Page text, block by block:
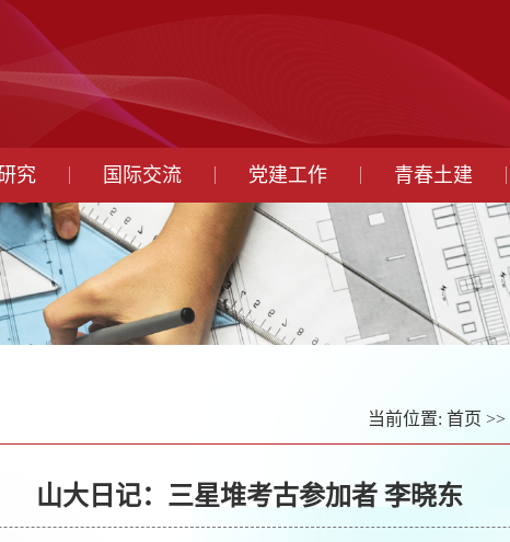
究 国际交流 党建工作 青春土建
当前位置: 首页 >>
山大日记：三星堆考古参加者 李晓东